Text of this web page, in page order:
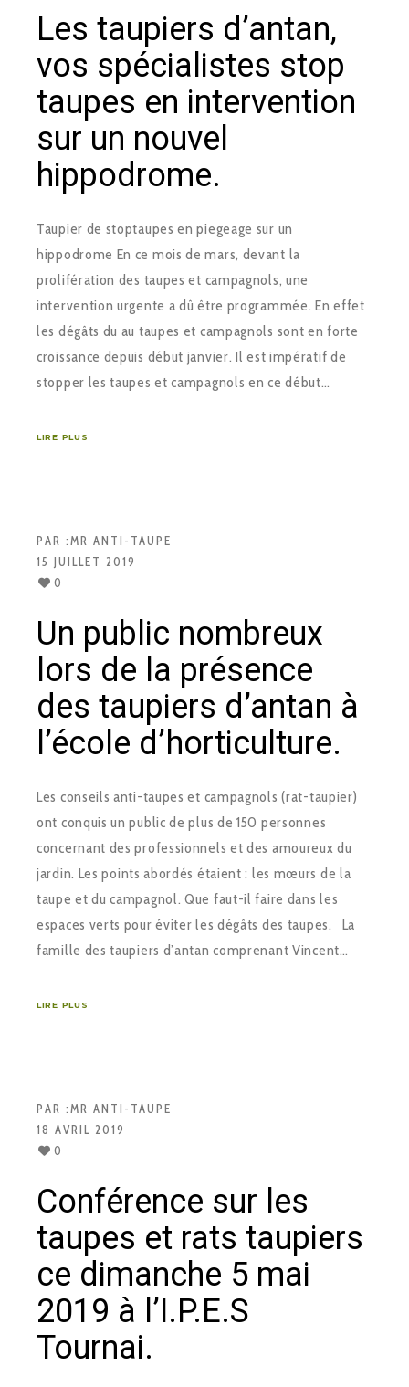
Les taupiers d’antan,
vos spécialistes stop
taupes en intervention
sur un nouvel
hippodrome.
Taupier de stoptaupes en piegeage sur un
hippodrome En ce mois de mars, devant la
prolifération des taupes et campagnols, une
intervention urgente a dû être programmée. En effet
les dégâts du au taupes et campagnols sont en forte
croissance depuis début janvier. Il est impératif de
stopper les taupes et campagnols en ce début…
LIRE PLUS
PAR :MR ANTI-TAUPE
15 JUILLET 2019
0
Un public nombreux
lors de la présence
des taupiers d’antan à
l’école d’horticulture.
Les conseils anti-taupes et campagnols (rat-taupier)
ont conquis un public de plus de 150 personnes
concernant des professionnels et des amoureux du
jardin. Les points abordés étaient : les mœurs de la
taupe et du campagnol. Que faut-il faire dans les
espaces verts pour éviter les dégâts des taupes. La
famille des taupiers d’antan comprenant Vincent…
LIRE PLUS
PAR :MR ANTI-TAUPE
18 AVRIL 2019
0
Conférence sur les
taupes et rats taupiers
ce dimanche 5 mai
2019 à l’I.P.E.S
Tournai.